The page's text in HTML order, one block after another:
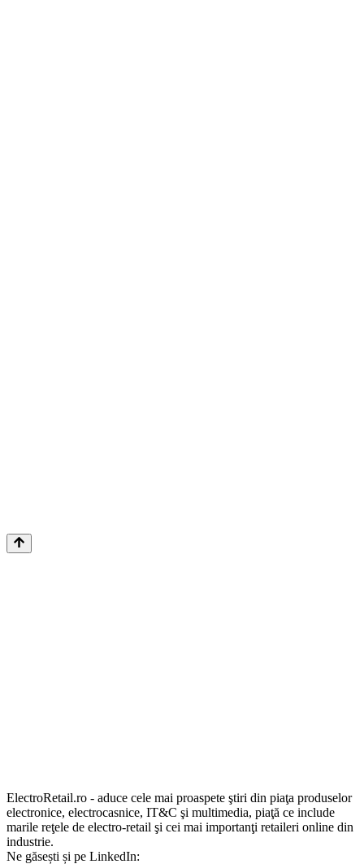
ElectroRetail.ro - aduce cele mai proaspete ştiri din piaţa produselor
electronice, electrocasnice, IT&C şi multimedia, piaţă ce include
marile reţele de electro-retail şi cei mai importanţi retaileri online din
industrie.
Ne găsești și pe LinkedIn: